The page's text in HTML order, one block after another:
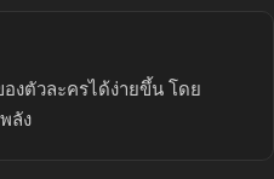
งตัวละครได้ง่ายขึ้น โดย
ลัง